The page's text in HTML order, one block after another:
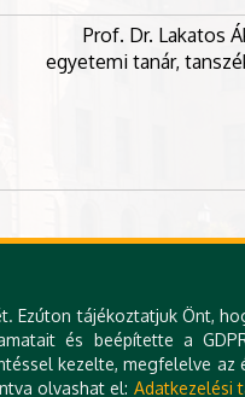
Prof. Dr. Lakatos
egyetemi tanár,
és a Debreceni Akadémiai
Ezúton tájékoztatjuk Önt,
és beépítette a
kezelte, megfelelve az
olvashat el: Adatkezelési